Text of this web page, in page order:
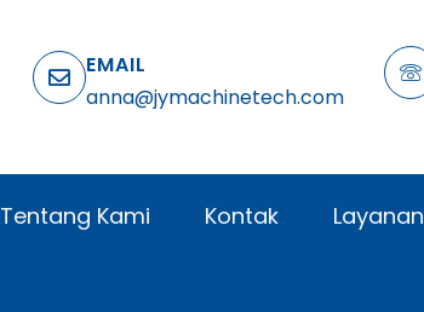
EMAIL
anna@jymachinetech.com
Tentang Kami Kontak Layanan